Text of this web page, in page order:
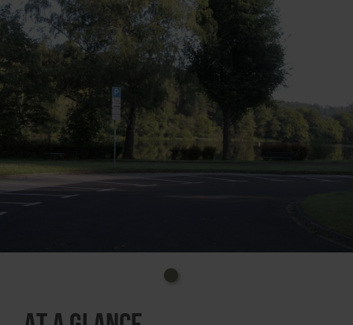
Coordinates for the navigation system:
50 ° 35'10.9 "N 6 ° 22'54.7" E.